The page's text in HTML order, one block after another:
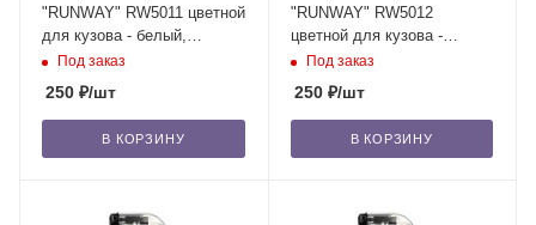
"RUNWAY" RW5011 цветной
для кузова - белый,
500мл/12
Под заказ
250 ₽/шт
В КОРЗИНУ
"RUNWAY" RW5012
цветной для кузова -
серебристый, 500мл/12
Под заказ
250₽/шт
В КОРЗИНУ